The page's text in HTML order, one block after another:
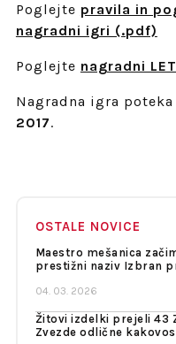
Poglejte pravila in
nagradni igri (.pdf)
Poglejte nagradni
Nagradna igra poteka
2017.
OSTALE NOVICE
Maestro mešanica
prestižni naziv Izbran
04. 03. 2026
Žitovi izdelki prejeli 43
Zvezde odlične